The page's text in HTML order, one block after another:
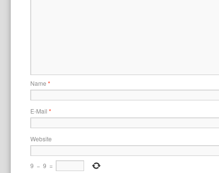
Name *
E-Mail *
Website
9 − 9 =